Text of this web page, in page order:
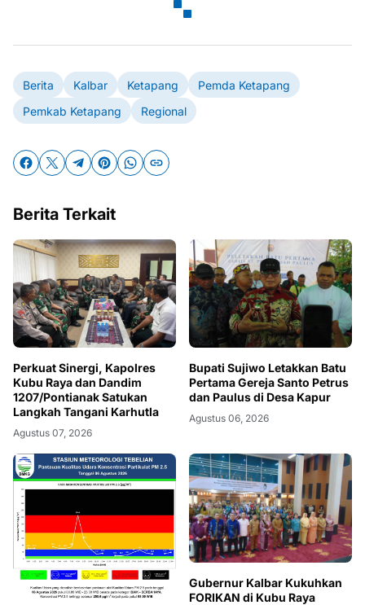
Berita Kalbar Ketapang
Pemda Ketapang
Pemkab Ketapang
Regional
Berita Terkait
Perkuat Sinergi, Kapolres
Kubu Raya dan Dandim
1207/Pontianak Satukan
Langkah Tangani Karhutla
Agustus 07, 2026
Bupati Sujiwo Letakkan Batu
Pertama Gereja Santo Petrus
dan Paulus di Desa Kapur
Agustus 06, 2026
Gubernur Kalbar Kukuhkan
FORIKAN di Kubu Raya